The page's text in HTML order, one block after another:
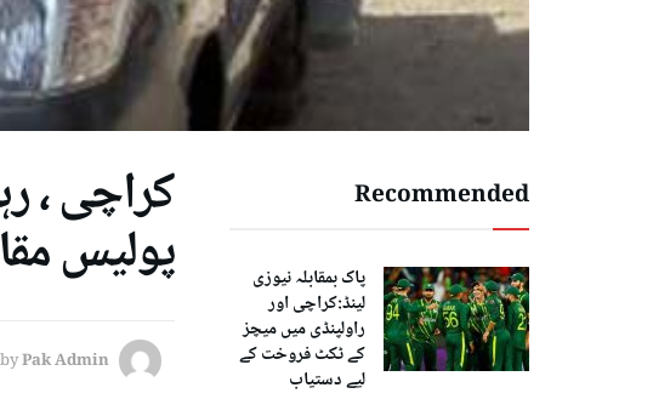
کراچی ،
پولیس
byPak Admin
Recommended
پاک بمقابلہ نیوزی
لینڈ:کراچی اور
راولپنڈی میں میچز
کے ٹکٹ فروخت کے
لیے دستیاب